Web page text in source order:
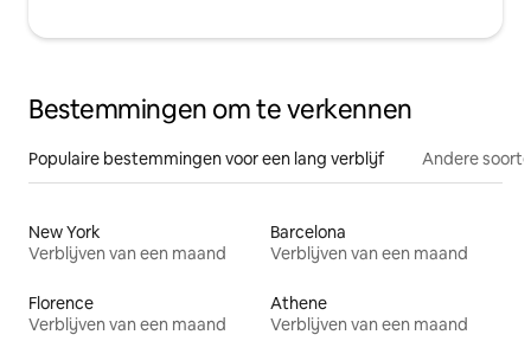
Bestemmingen om te verkennen
Populaire bestemmingen voor een lang verblijf Andere
New York
Verblijven van een maand
Barcelona
Verblijven van een maand
Florence
Verblijven van een maand
Athene
Verblijven van een maand